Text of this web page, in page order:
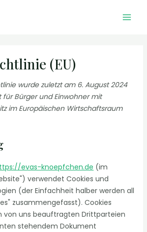
(EU)
wurde zuletzt am 6. August 2024
für Bürger und Einwohner mit
im Europäischen Wirtschaftsraum
evas-knoepfchen.de (im
verwendet Cookies und
(der Einfachheit halber werden all
zusammengefasst). Cookies
von uns beauftragten Drittparteien
stehendem Dokument